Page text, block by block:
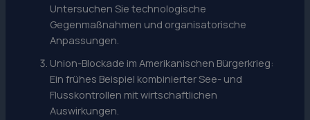
Untersuchen Sie technologische
Gegenmaßnahmen und organisatorische
Anpassungen.
Union-Blockade im Amerikanischen Bürgerkrieg:
Ein frühes Beispiel kombinierter See- und
Flusskontrollen mit wirtschaftlichen
Auswirkungen.